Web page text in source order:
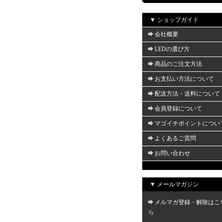
▼ ショップガイド
会社概要
LEDの選び方
商品のご注文方法
お支払い方法について
配送方法・送料について
会員登録について
マゴイチポイントについ
よくあるご質問
お問い合わせ
▼ メールマガジン
メルマガ登録・解除はこ
ら